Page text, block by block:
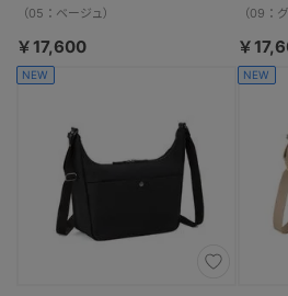
（05：ベージュ）
￥17,600
（09：
￥
NEW NEW